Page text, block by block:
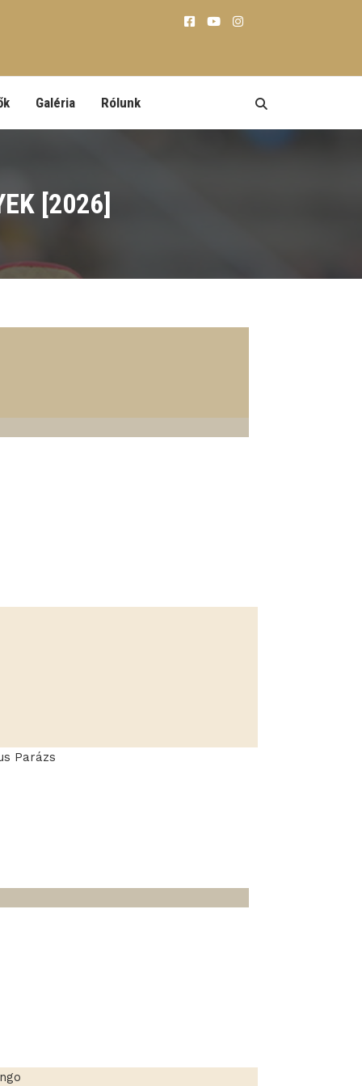
Galéria Rólunk
[2026]
Parázs